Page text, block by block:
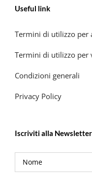
Useful link
Termini di utilizzo per
Termini di utilizzo per
Condizioni generali
Privacy Policy
Iscriviti alla Newsletter